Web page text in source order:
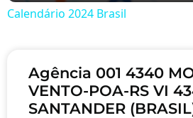
Calendário 2024 Brasil
Agência 001 4340
VENTO-POA-RS VI
SANTANDER